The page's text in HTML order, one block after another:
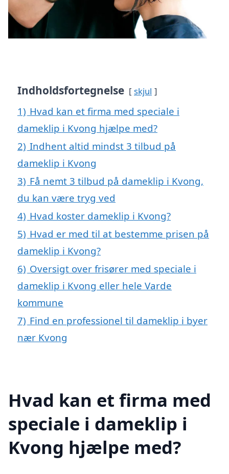
Indholdsfortegnelse skjul
1) Hvad kan et firma med speciale i
dameklip i Kvong hjælpe med?
2) Indhent altid mindst 3 tilbud på
dameklip i Kvong
3) Få nemt 3 tilbud på dameklip i Kvong,
du kan være tryg ved
4) Hvad koster dameklip i Kvong?
5) Hvad er med til at bestemme prisen på
dameklip i Kvong?
6) Oversigt over frisører med speciale i
dameklip i Kvong eller hele Varde
kommune
7) Find en professionel til dameklip i byer
nær Kvong
Hvad kan et firma med
speciale i dameklip i
Kvong hjælpe med?